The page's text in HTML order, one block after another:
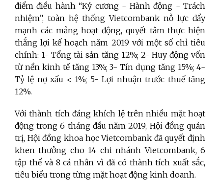
điểm điều hành “Kỷ cương - Hành động - Trách
nhiệm”, toàn hệ thống Vietcombank nỗ lực đẩy
mạnh các mảng hoạt động, quyết tâm thực hiện
thắng lợi kế hoạch năm 2019 với một số chỉ tiêu
chính: 1- Tổng tài sản tăng 12%; 2- Huy động vốn
từ nền kinh tế tăng 13%; 3- Tín dụng tăng 15%; 4-
Tỷ lệ nợ xấu < 1%; 5- Lợi nhuận trước thuế tăng
12%.
Với thành tích đáng khích lệ trên nhiều mặt hoạt
động trong 6 tháng đầu năm 2019, Hội đồng quản
trị, Hội đồng khoa học Vietcombank đã quyết định
khen thưởng cho 14 chi nhánh Vietcombank, 6
tập thể và 8 cá nhân vì đã có thành tích xuất sắc,
tiêu biểu trong từng mặt hoạt động kinh doanh.